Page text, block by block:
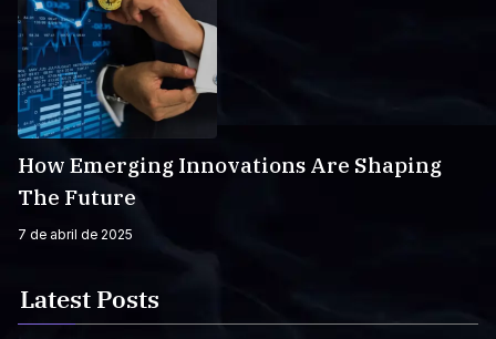
How Emerging Innovations Are Shaping
The Future
7 de abril de 2025
Latest Posts